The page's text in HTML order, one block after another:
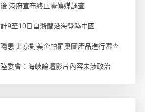
港府宣布終止壹傳媒調查
9至10日自浙閩沿海登陸中國
患 北京對美企帕羅奧圖產品進行審查
委會：海峽論壇影片內容未涉政治